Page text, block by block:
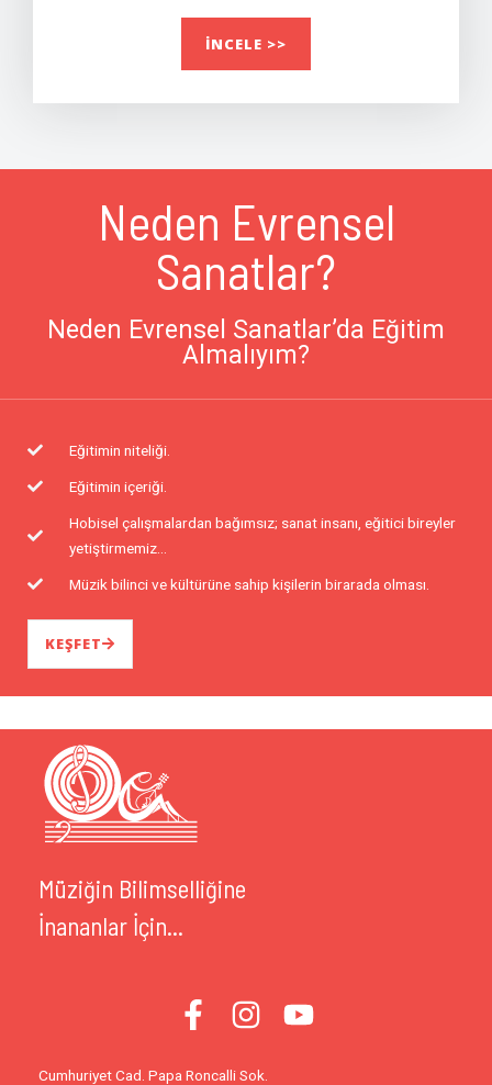
İNCELE >>
Neden Evrensel
Sanatlar?
Neden Evrensel Sanatlar’da Eğitim
Almalıyım?
Eğitimin niteliği.
Eğitimin içeriği.
Hobisel çalışmalardan bağımsız; sanat insanı, eğitici bireyler
yetiştirmemiz...
Müzik bilinci ve kültürüne sahip kişilerin birarada olması.
KEŞFET
Müziğin Bilimselliğine
İnananlar İçin...
Cumhuriyet Cad. Papa Roncalli Sok.